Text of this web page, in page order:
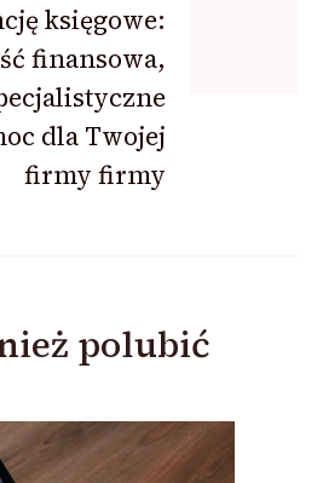
księgowe:
finansowa,
dla Twojej
firmy firmy
polubić